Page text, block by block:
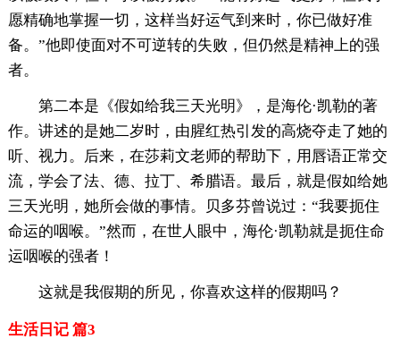
愿精确地掌握一切，这样当好运气到来时，你已做好准
备。”他即使面对不可逆转的失败，但仍然是精神上的强
者。
第二本是《假如给我三天光明》，是海伦·凯勒的著
作。讲述的是她二岁时，由腥红热引发的高烧夺走了她的
听、视力。后来，在莎莉文老师的帮助下，用唇语正常交
流，学会了法、德、拉丁、希腊语。最后，就是假如给她
三天光明，她所会做的事情。贝多芬曾说过：“我要扼住
命运的咽喉。”然而，在世人眼中，海伦·凯勒就是扼住命
运咽喉的强者！
这就是我假期的所见，你喜欢这样的假期吗？
生活日记 篇3